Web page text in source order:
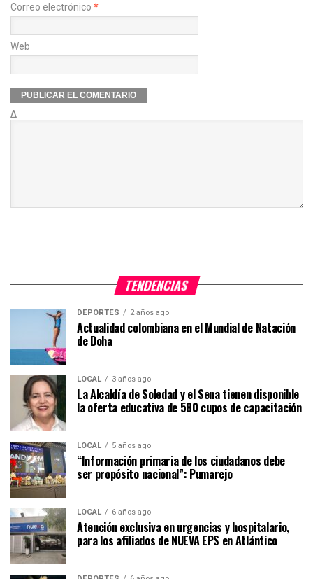
Correo electrónico *
Web
Δ
TENDENCIAS
DEPORTES 2 años ago
Actualidad colombiana en el Mundial de Natación
de Doha
LOCAL 3 años ago
La Alcaldía de Soledad y el Sena tienen disponible
la oferta educativa de 580 cupos de capacitación
LOCAL 5 años ago
“Información primaria de los ciudadanos debe
ser propósito nacional”: Pumarejo
LOCAL 6 años ago
Atención exclusiva en urgencias y hospitalario,
para los afiliados de NUEVA EPS en Atlántico